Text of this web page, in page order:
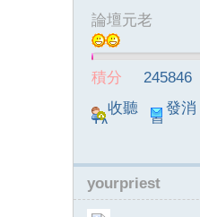
論壇元老
積分
245846
收聽
TA
發消
息
yourpriest